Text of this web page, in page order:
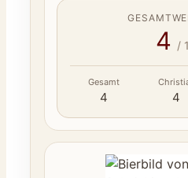
4 /
Gesamt
4 4